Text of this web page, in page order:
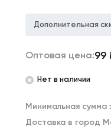
Дополнительная
Оптовая цена:99
Нет в наличии
Минимальная сумма
Доставка в город